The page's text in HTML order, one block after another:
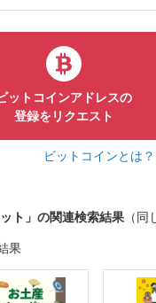
ットコインアドレスの
登録をリクエスト
ビットコインとは
ト」の関連検索結果 （
果